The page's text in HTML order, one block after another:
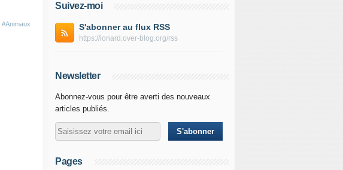
#Animaux
Suivez-moi
S'abonner au flux RSS
https://ionard.over-blog.org/rss
Newsletter
Abonnez-vous pour être averti des nouveaux
articles publiés.
Pages